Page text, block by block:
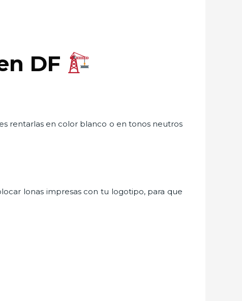
DF
rentarlas en color blanco o en tonos neutros
lonas impresas con tu logotipo, para que